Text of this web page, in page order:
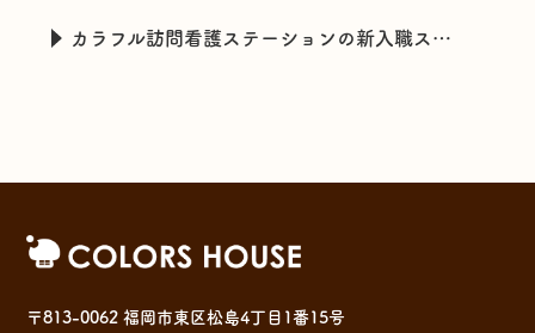
カラフル訪問看護ステーションの新入職スタッフの特技とは・・・
〒813-0062 福岡市東区松島4丁目1番15号